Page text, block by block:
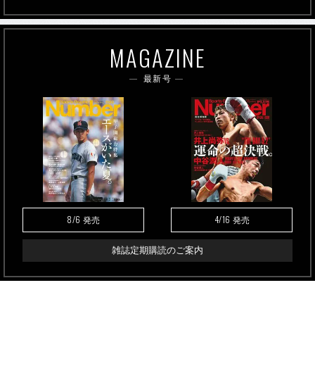
MAGAZINE
最新号
8/6 発売 4/16 発売
雑誌定期購読のご案内